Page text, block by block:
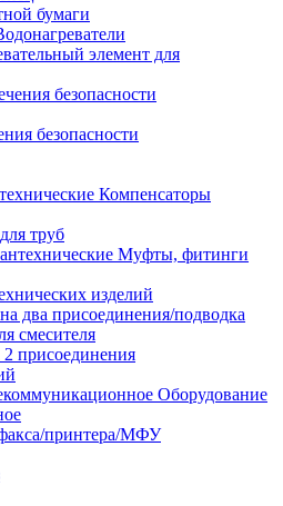
бумаги
элемент для
безопасности
Компенсаторы
труб
Муфты, фитинги
изделий
два присоединения/подводка
смесителя
присоединения
Оборудование
принтера/МФУ